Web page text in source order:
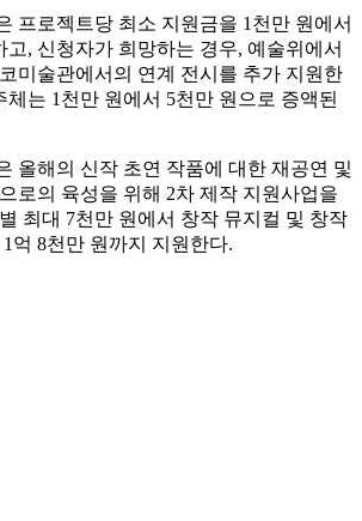
프로젝트당 최소 지원금을 1천만 원에서
고, 신청자가 희망하는 경우, 예술위에서
미술관에서의 연계 전시를 추가 지원한
체는 1천만 원에서 5천만 원으로 증액된
올해의 신작 초연 작품에 대한 재공연 및
로의 육성을 위해 2차 제작 지원사업을
최대 7천만 원에서 창작 뮤지컬 및 창작
억 8천만 원까지 지원한다.